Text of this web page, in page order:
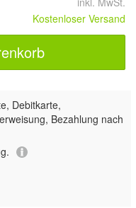
Kostenloser Versand
Debitkarte,
Bezahlung nach